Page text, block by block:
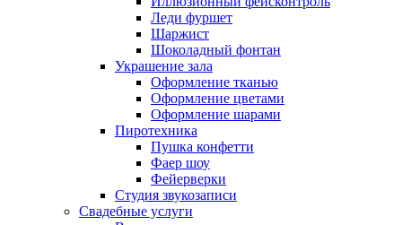
Леди фуршет
Шаржист
Шоколадный фонтан
Украшение зала
Оформление тканью
Оформление цветами
Оформление шарами
Пиротехника
Пушка конфетти
Фаер шоу
Фейерверки
Студия звукозаписи
Свадебные услуги